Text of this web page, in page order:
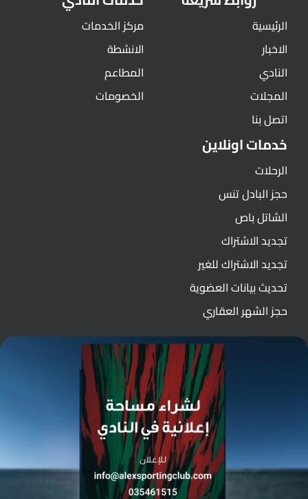
الرئيسية
الاخبار
النادي
المجلات
اتصل بنا
مركز الخدمات
الانشطة
المطاعم
الخصومات
خدمات اونلاين
الرحلات
حجز البادل تنس
الشاتل باص
تجديد الاشتراك
تجديد الاشتراك للغير
تحديث بيانات العضوية
حجز الشهر العقاري